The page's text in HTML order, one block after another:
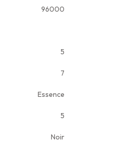
96000
5
7
Essence
5
Noir